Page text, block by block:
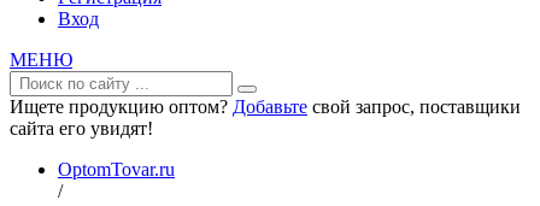
Вход
МЕНЮ
Ищете продукцию оптом? Добавьте свой запрос, поставщики
сайта его увидят!
OptomTovar.ru
/